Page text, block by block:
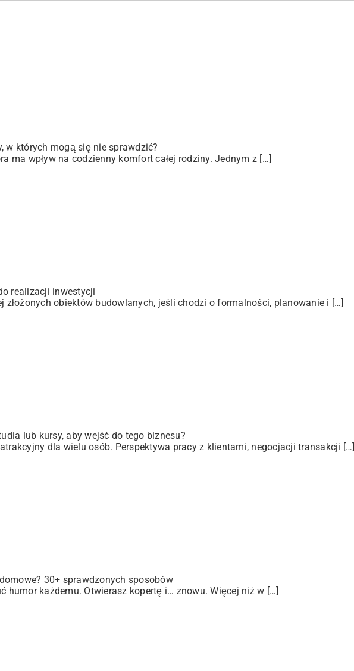
których mogą się nie sprawdzić?
ma wpływ na codzienny komfort całej rodziny. Jednym z […]
realizacji inwestycji
złożonych obiektów budowlanych, jeśli chodzi o formalności, planowanie i […]
lub kursy, aby wejść do tego biznesu?
dla wielu osób. Perspektywa pracy z klientami, negocjacji transakcji […]
30+ sprawdzonych sposobów
humor każdemu. Otwierasz kopertę i… znowu. Więcej niż w […]